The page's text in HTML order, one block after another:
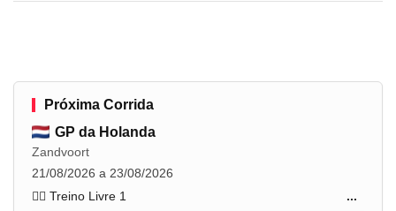
Próxima Corrida
GP da Holanda
Zandvoort
21/08/2026 a 23/08/2026
🏋️‍♂️ Treino Livre 1
...